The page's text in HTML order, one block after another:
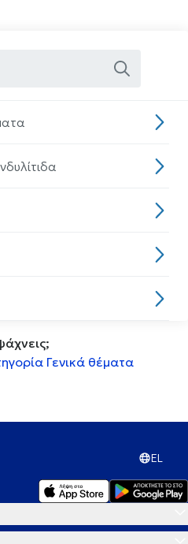
Γενικά θέματα
EL